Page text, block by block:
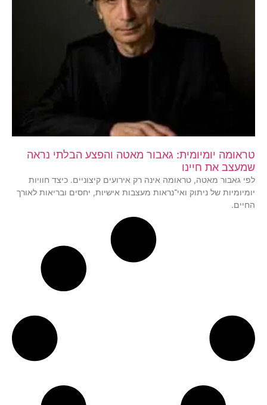
טראומה יומיומית: גאבור מאטה והפצע הבלתי נראה
שמעצב את חיינו
לפי גאבור מאטה, טראומה אינה רק אירועים קיצוניים. כיצד חוויות
יומיומיות של ניתוק ואי־נראות מעצבות אישיות, יחסים ובריאות לאורך
החיים.